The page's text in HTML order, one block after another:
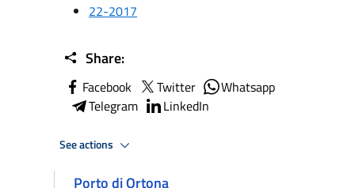
22-2017
Share:
Facebook Twitter
Whatsapp
Telegram
LinkedIn
See actions
Porto di Ortona